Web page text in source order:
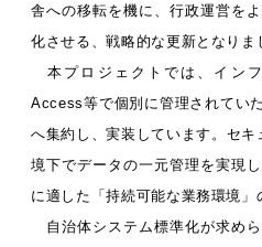
舎への移転を機に、行政運営を
化させる、戦略的な更新となりま
本プロジェクトでは、イン
Access等で個別に管理されてい
へ集約し、実装しています。セ
境下でデータの一元管理を実現
に適した「持続可能な業務環境」
自治体システム標準化が求め